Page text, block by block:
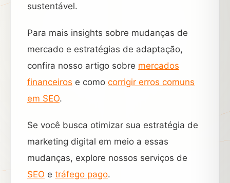
sustentável.
Para mais insights sobre mudanças de
mercado e estratégias de adaptação,
confira nosso artigo sobre mercados
financeiros e como corrigir erros comuns
em SEO.
Se você busca otimizar sua estratégia de
marketing digital em meio a essas
mudanças, explore nossos serviços de
SEO e tráfego pago.